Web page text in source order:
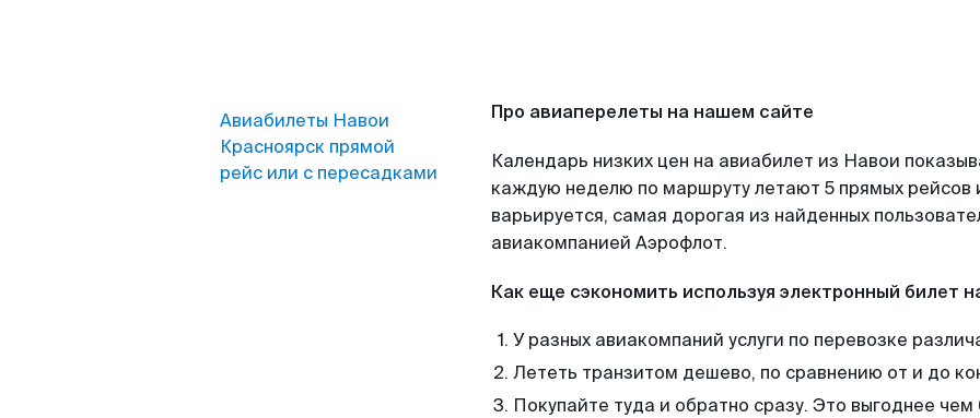
Авиабилеты Навои
Красноярск прямой
рейс или с пересадками
Про авиаперелеты на нашем сайте
Календарь низких цен на авиабилет из Навои
каждую неделю по маршруту летают 5 прямых рейсов
варьируется, самая дорогая из найденных
авиакомпанией Аэрофлот.
Как еще сэкономить используя электронный билет
У разных авиакомпаний услуги по перевозке
Лететь транзитом дешево, по сравнению от и до
Покупайте туда и обратно сразу. Это выгоднее